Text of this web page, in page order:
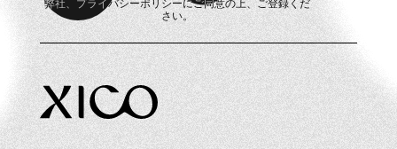
弊社、 プライバシーポリシーにご同意の上、ご登録くだ
さい。